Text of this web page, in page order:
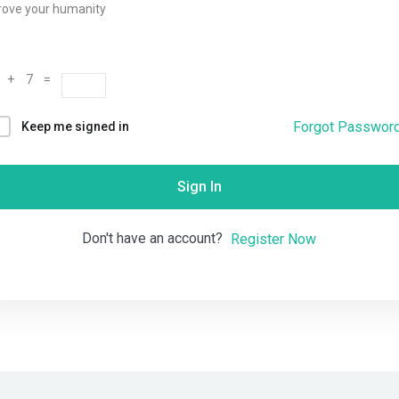
your humanity
+ 7 =
Keep me signed in Forgot
Sign In
Don't have an account? Register Now